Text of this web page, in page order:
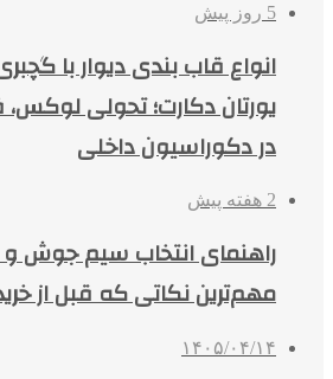
5 روز پیش
انواع قاب بندی دیوار با
یورتان دکارت؛ تحولی
در دکوراسیون داخلی
2 هفته پیش
راهنمای انتخاب سیم جوش و
مهم‌ترین نکاتی که قبل از خرید
۱۴۰۵/۰۴/۱۴